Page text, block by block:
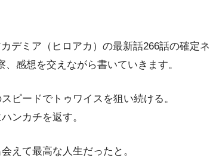
デミア（ヒロアカ）の最新話266話の確定ネ
感想を交えながら書いていきます。
ピードでトゥワイスを狙い続ける。
ンカチを返す。
えて最高な人生だったと。